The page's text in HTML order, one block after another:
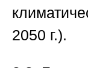
2050 г.).